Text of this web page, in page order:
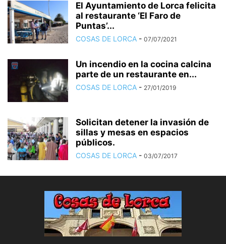
El Ayuntamiento de Lorca felicita
al restaurante ‘El Faro de
Puntas’...
COSAS DE LORCA - 07/07/2021
Un incendio en la cocina calcina
parte de un restaurante en...
COSAS DE LORCA - 27/01/2019
Solicitan detener la invasión de
sillas y mesas en espacios
públicos.
COSAS DE LORCA - 03/07/2017